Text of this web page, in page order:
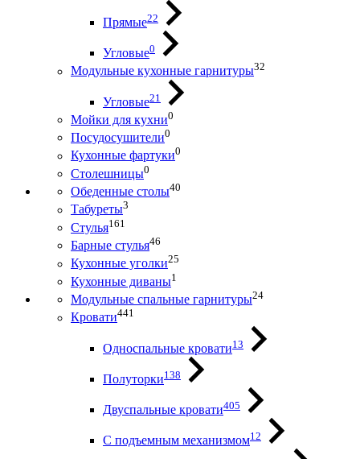
Прямые22
Угловые0
Модульные кухонные гарнитуры32
Угловые21
Мойки для кухни0
Посудосушители0
Кухонные фартуки0
Столешницы0
Обеденные столы40
Табуреты3
Стулья161
Барные стулья46
Кухонные уголки25
Кухонные диваны1
Модульные спальные гарнитуры24
Кровати441
Односпальные кровати13
Полуторки138
Двуспальные кровати405
С подъемным механизмом12